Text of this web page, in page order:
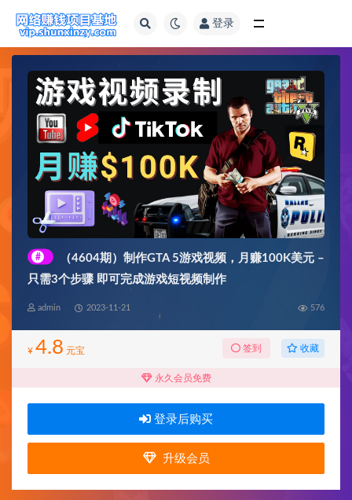
登录
#
（4604期）制作GTA 5游戏视频，月赚100K美元 –
只需3个步骤 即可完成游戏短视频制作
admin 2023-11-21 576
¥ 4.8 元宝 签到 收藏
永久会员免费
登录后购买
升级会员